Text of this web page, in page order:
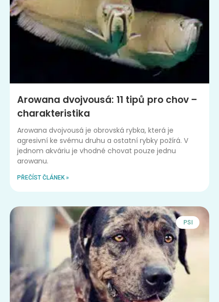
Arowana dvojvousá: 11 tipů pro chov –
charakteristika
Arowana dvojvousá je obrovská rybka, která je
agresivní ke svému druhu a ostatní rybky požírá. V
jednom akváriu je vhodné chovat pouze jednu
arowanu.
PŘEČÍST ČLÁNEK »
PSI